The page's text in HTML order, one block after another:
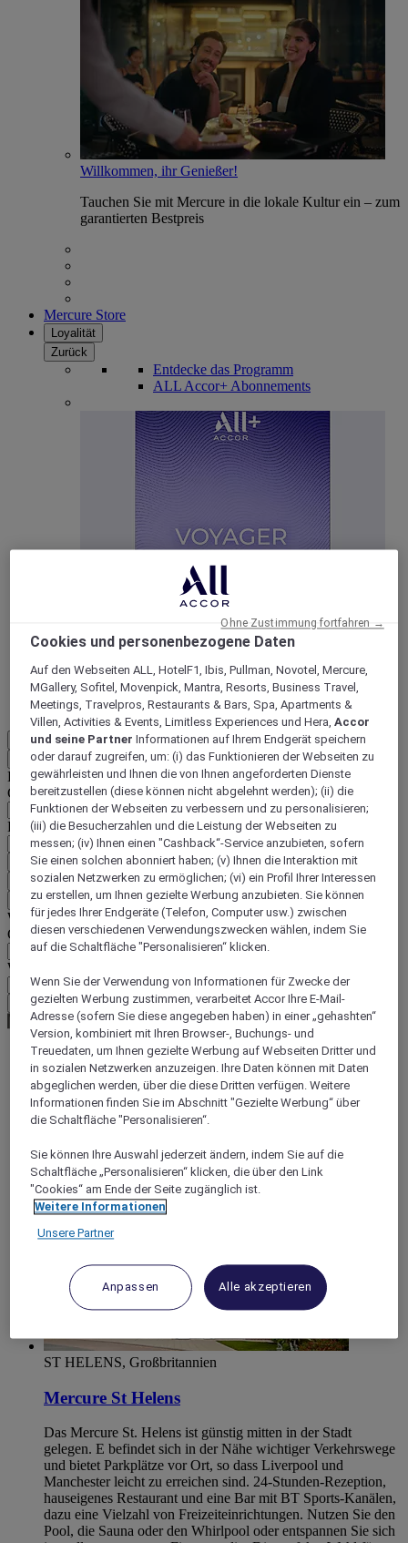
Willkommen, ihr Genießer!
Tauchen Sie mit Mercure in die lokale Kultur ein – zum
garantierten Bestpreis
Mercure Store
Loyalität
Zurück
Entdecke das Programm
ALL Accor+ Abonnements
ALL Accor+ Voyager
15% rabatt das ganze Jahrüber auf Ihre Aufenthalte
bei über 30 Marken
JETZT ANMELDEN
Mehr
Zurück
Land und Sprache unten auswählen
Geografische Zone
Land/Region - Sprache
Mein Land und meine Sprache bestätigen
EUR (€)
Zurück
Währung unten auswählen
Geografische Zone
Währung
Meine Währung bestätigen
World
Europe
United Kingdom
Liverpool
ST HELENS, Großbritannien
Mercure St Helens
Das Mercure St. Helens ist günstig mitten in der Stadt
gelegen. E befindet sich in der Nähe wichtiger Verkehrswege
und bietet Parkplätze vor Ort, so dass Liverpool und
Manchester leicht zu erreichen sind. 24-Stunden-Rezeption,
hauseigenes Restaurant und eine Bar mit BT Sports-Kanälen,
dazu eine Vielzahl von Freizeiteinrichtungen. Nutzen Sie den
Pool, die Sauna oder den Whirlpool oder entspannen Sie sich
Cookies und personenbezogene Daten
Auf den Webseiten ALL, HotelF1, Ibis, Pullman, Novotel, Mercure,
MGallery, Sofitel, Movenpick, Mantra, Resorts, Business Travel,
Meetings, Travelpros, Restaurants & Bars, Spa, Apartments &
Villen, Activities & Events, Limitless Experiences und Hera,Accor
und seine Partner Informationen auf Ihrem Endgerät speichern
oder darauf zugreifen, um: (i) das Funktionieren der Webseiten zu
gewährleisten und Ihnen die von Ihnen angeforderten Dienste
bereitzustellen (diese können nicht abgelehnt werden); (ii) die
Funktionen der Webseiten zu verbessern und zu personalisieren;
(iii) die Besucherzahlen und die Leistung der Webseiten zu
messen; (iv) Ihnen einen "Cashback“-Service anzubieten, sofern
Sie einen solchen abonniert haben; (v) Ihnen die Interaktion mit
sozialen Netzwerken zu ermöglichen; (vi) ein Profil Ihrer Interessen
zu erstellen, um Ihnen gezielte Werbung anzubieten. Sie können
für jedes Ihrer Endgeräte (Telefon, Computer usw.) zwischen
diesen verschiedenen Verwendungszwecken wählen, indem Sie
auf die Schaltfläche "Personalisieren“ klicken.
Wenn Sie der Verwendung von Informationen für Zwecke der
gezielten Werbung zustimmen, verarbeitet Accor Ihre E-Mail-
Adresse (sofern Sie diese angegeben haben) in einer „gehashten“
Version, kombiniert mit Ihren Browser-, Buchungs- und
Treuedaten, um Ihnen gezielte Werbung auf Webseiten Dritter und
in sozialen Netzwerken anzuzeigen. Ihre Daten können mit Daten
abgeglichen werden, über die diese Dritten verfügen. Weitere
Informationen finden Sie im Abschnitt "Gezielte Werbung“ über
die Schaltfläche "Personalisieren“.
Sie können Ihre Auswahl jederzeit ändern, indem Sie auf die
Schaltfläche „Personalisieren“ klicken, die über den Link
"Cookies“ am Ende der Seite zugänglich ist.
Weitere Informationen
Unsere Partner
Anpassen Alle akzeptieren
Ohne Zustimmung fortfahren →